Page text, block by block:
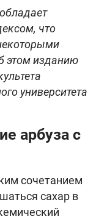
что
этом изданию
университета
арбуза с
сочетанием
сахар в